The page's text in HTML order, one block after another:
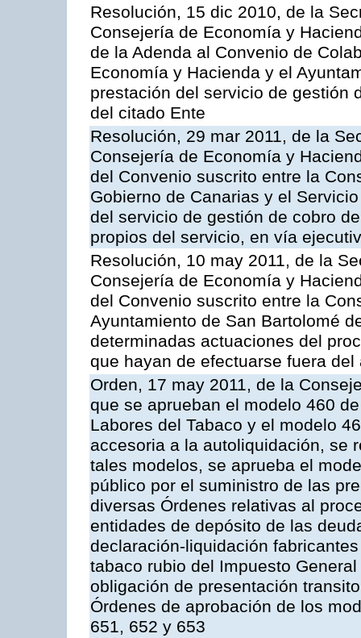
Resolución, 15 dic 2010, de la
Consejería de Economía y
de la Adenda al Convenio de
Economía y Hacienda y el
prestación del servicio de gestión
del citado Ente
Resolución, 29 mar 2011, de la
Consejería de Economía y
del Convenio suscrito entre la
Gobierno de Canarias y el
del servicio de gestión de cobro
propios del servicio, en vía
Resolución, 10 may 2011, de la
Consejería de Economía y
del Convenio suscrito entre la
Ayuntamiento de San Bartolomé
determinadas actuaciones del
que hayan de efectuarse fuera
Orden, 17 may 2011, de la
que se aprueban el modelo 460
Labores del Tabaco y el modelo
accesoria a la autoliquidación, se
tales modelos, se aprueba el
público por el suministro de las
diversas Órdenes relativas al
entidades de depósito de las
declaración-liquidación
tabaco rubio del Impuesto
obligación de presentación
Órdenes de aprobación de los
651, 652 y 653